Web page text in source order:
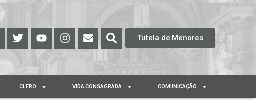
Tutela de Menores
CLERO VIDA CONSAGRADA COMUNICAÇÃO